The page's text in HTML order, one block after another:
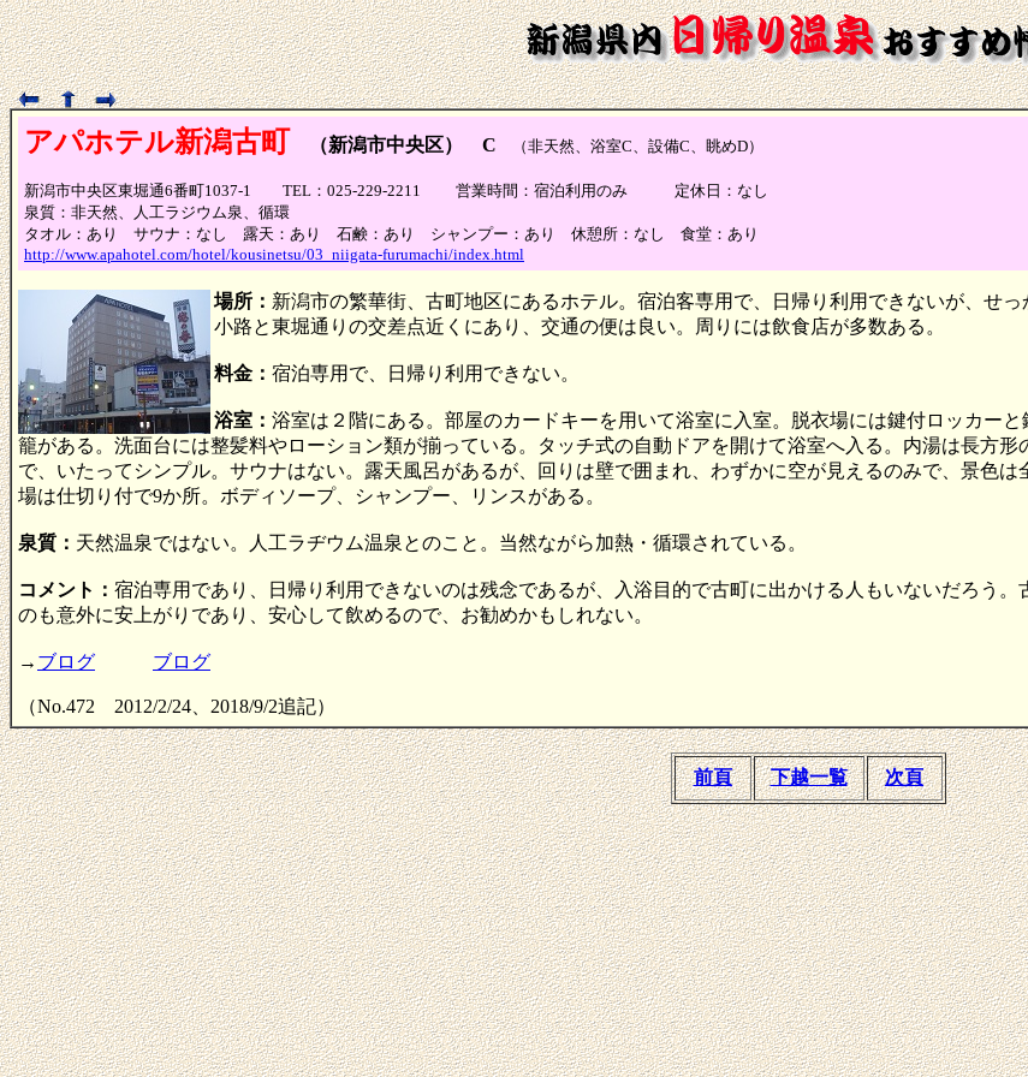
アパホテル新潟古町 （新潟市中央区） C （非天然、浴室C、設備C、眺めD）
新潟市中央区東堀通6番町1037-1 TEL：025-229-2211 営業時間：宿泊利用のみ 定休日：なし
泉質：非天然、人工ラジウム泉、循環
タオル：あり サウナ：なし 露天：あり 石鹸：あり シャンプー：あり 休憩所：なし 食堂：あり
http://www.apahotel.com/hotel/kousinetsu/03_niigata-furumachi/index.html
場所： 新潟市の繁華街、古町地区にあるホテル。宿泊客専用で、日帰り利用できないが、せ
小路と東堀通りの交差点近くにあり、交通の便は良い。周りには飲食店が多数ある。
料金： 宿泊専用で、日帰り利用できない。
浴室： 浴室は２階にある。部屋のカードキーを用いて浴室に入室。脱衣場には鍵付ロッカー
籠がある。洗面台には整髪料やローション類が揃っている。タッチ式の自動ドアを開けて浴室へ入る。内湯は長方形
で、いたってシンプル。サウナはない。露天風呂があるが、回りは壁で囲まれ、わずかに空が見えるのみで、景色は
場は仕切り付で9か所。ボディソープ、シャンプー、リンスがある。
泉質： 天然温泉ではない。人工ラヂウム温泉とのこと。当然ながら加熱・循環されている。
コメント： 宿泊専用であり、日帰り利用できないのは残念であるが、入浴目的で古町に出かける人もいないだろう
のも意外に安上がりであり、安心して飲めるので、お勧めかもしれない。
→ ブログ ブログ
（No.472 2012/2/24、2018/9/2追記）
前頁 下越一覧 次頁